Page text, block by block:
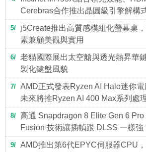
Cerebras合作推出晶圓級引擎解構
5
j5Create推出高質感模組化螢幕桌
素兼顧美觀與實用
6
老貓國際展出太空艙與透光熱昇華
製化鍵盤風貌
7
AMD正式發表Ryzen AI Halo迷你電
未來將推Ryzen AI 400 Max系列處
8
高通 Snapdragon 8 Elite Gen 6
Fusion 技術讓插幀跟 DLSS 一樣強
9 AMD推出第6代EPYC伺服器CPU